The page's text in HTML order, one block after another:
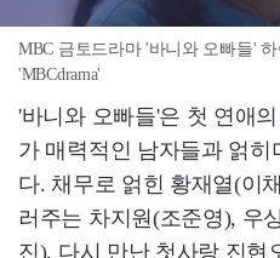
MBC 금토드라마 '바니와 오빠들'
'MBCdrama'
'바니와 오빠들'은 첫 연애
가 매력적인 남자들과 얽
다. 채무로 얽힌 황재열(이
러주는 차지원(조준영), 우
진), 다시 만난 첫사랑 진현